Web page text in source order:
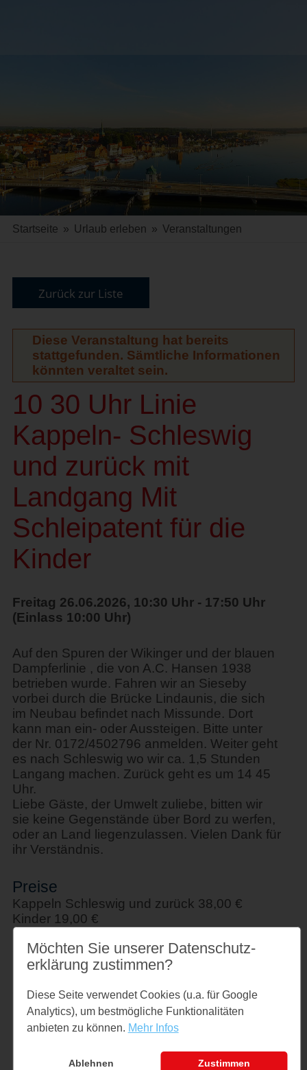
Startseite » Urlaub erleben » Veranstaltungen
Zurück zur Liste
Diese Veranstaltung hat bereits
stattgefunden. Sämtliche Informationen
könnten veraltet sein.
10 30 Uhr Linie
Kappeln- Schleswig
und zurück mit
Landgang Mit
Schleipatent für die
Kinder
Freitag 26.06.2026, 10:30 Uhr - 17:50 Uhr
(Einlass 10:00 Uhr)
Auf den Spuren der Wikinger und der blauen
Dampferlinie , die von A.C. Hansen 1938
betrieben wurde. Fahren wir an Sieseby
vorbei durch die Brücke Lindaunis, die sich
im Neubau befindet nach Missunde. Dort
kann man ein- oder Aussteigen. Bitte unter
der Nr. 0172/4502796 anmelden. Weiter geht
es nach Schleswig wo wir ca. 1,5 Stunden
Langang machen. Zurück geht es um 14 45
Uhr.
Liebe Gäste, der Umwelt zuliebe, bitten wir
sie keine Gegenstände über Bord zu werfen,
oder an Land liegenzulassen. Vielen Dank für
ihr Verständnis.
Preise
Kappeln Schleswig und zurück 38,00 €
Kinder 19,00 €
Familienkarte 95,00 € Single Familienkarte
57,00 €
Einfache Fahrt 25,00 €
Veranstaltungsort
Möchten Sie unserer Datenschutz­
erklärung zustimmen?
Diese Seite verwendet Cookies (u.a. für Google
Analytics), um bestmögliche Funktionalitäten
anbieten zu können. Mehr Infos
Ablehnen Zustimmen